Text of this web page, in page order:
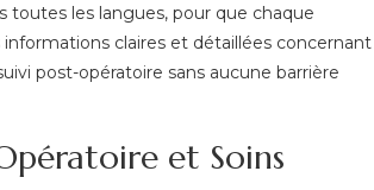
toutes les langues, pour que chaque
claires et détaillées concernant
post-opératoire sans aucune barrière
et Soins